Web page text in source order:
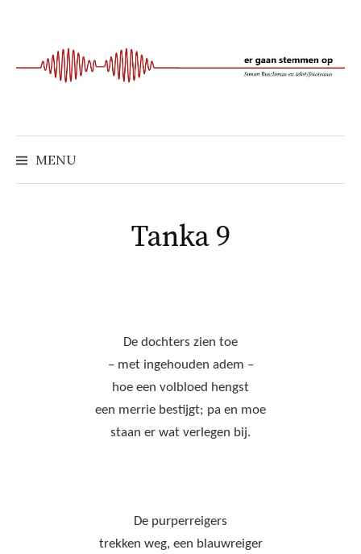
springen
MENU
Tanka 9
De dochters zien toe
– met ingehouden adem –
hoe een volbloed hengst
een merrie bestijgt; pa en moe
staan er wat verlegen bij.
De purperreigers
trekken weg, een blauwreiger